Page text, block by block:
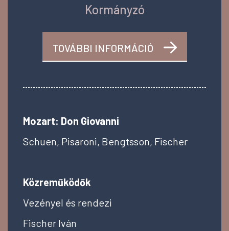
Kormányzó
TOVÁBBI INFORMÁCIÓ
Mozart: Don Giovanni
Schuen, Pisaroni, Bengtsson, Fischer
Közreműködők
Vezényel és rendezi
Fischer Iván